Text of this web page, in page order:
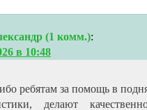
(1 комм.):
в 10:48
ребятам за помощь в
делают